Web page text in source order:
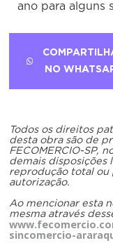
ano para alguns
NO
Todos os direitos
desta obra são de
FECOMERCIO-SP,
demais disposições
reprodução total ou
autorização.
Ao mencionar esta
mesma através
sincomercio-